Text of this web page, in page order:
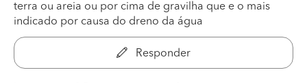
terra ou areia ou por cima de gravilha que e o mais
indicado por causa do dreno da água
Responder